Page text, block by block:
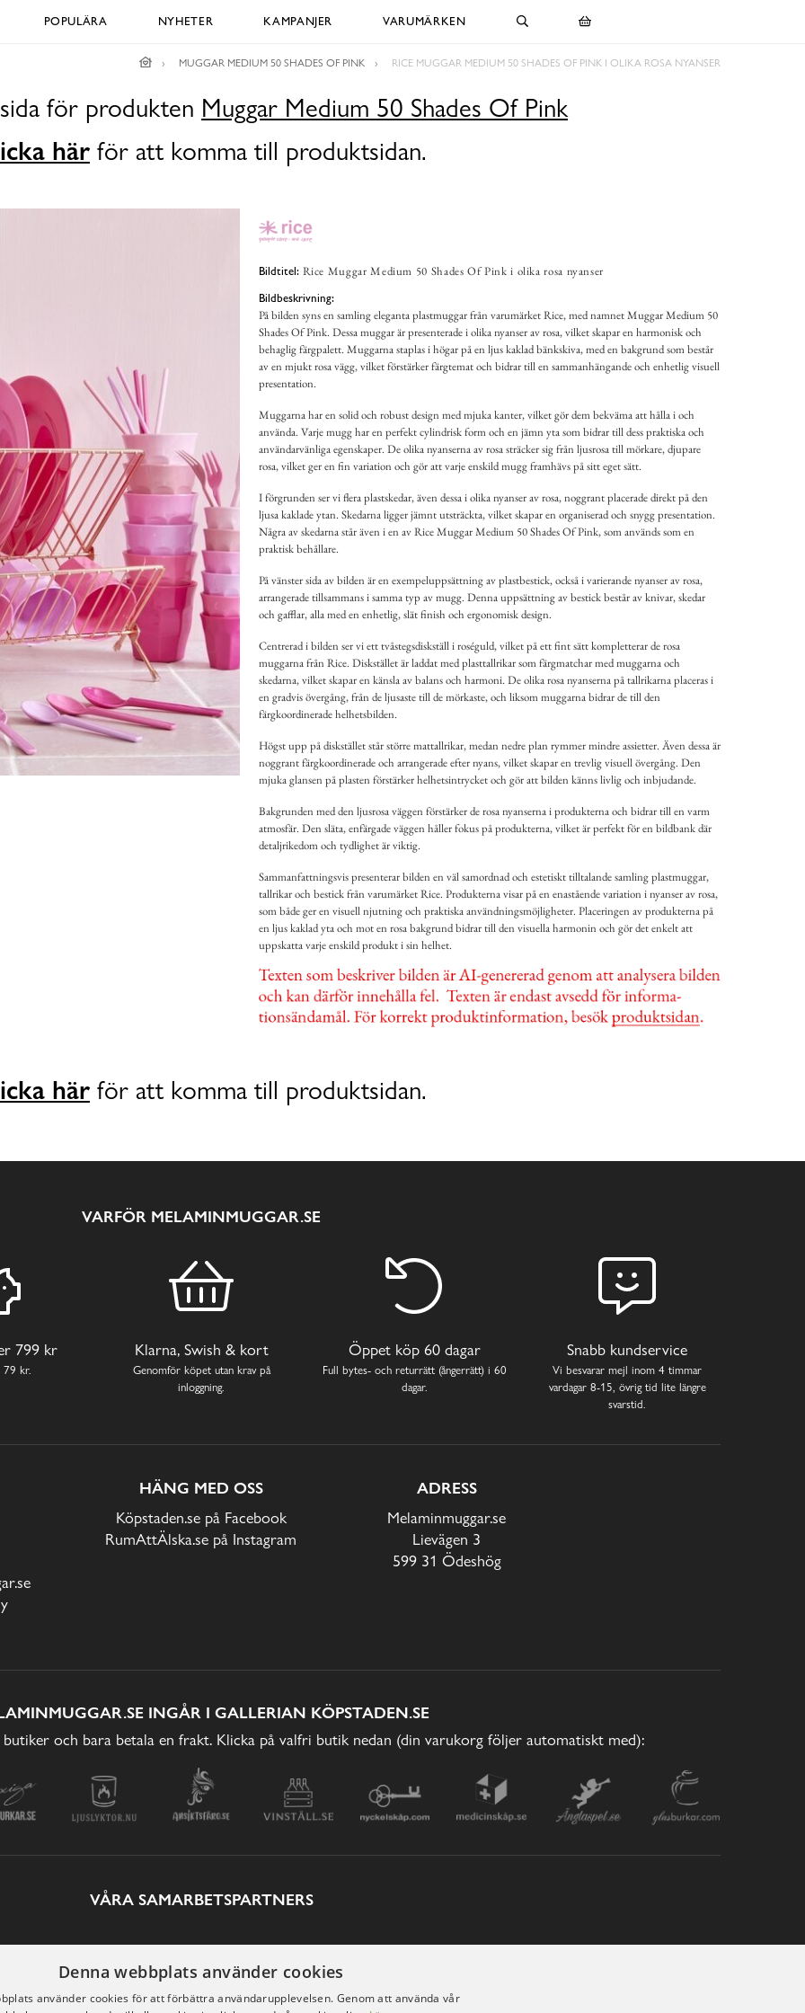
POPULÄRA NYHETER KAMPANJER VARUMÄRKEN
MUGGAR MEDIUM 50 SHADES OF PINK RICE MUGGAR MEDIUM 50 SHADES OF PINK I OLIKA ROSA NYANSER
för produkten Muggar Medium 50 Shades Of Pink
här för att komma till produktsidan.
Bildtitel: Rice Muggar Medium 50 Shades Of Pink i olika rosa nyanser
Bildbeskrivning:
På bilden syns en samling eleganta plastmuggar från varumärket Rice, med namnet Muggar Medium 50
Shades Of Pink. Dessa muggar är presenterade i olika nyanser av rosa, vilket skapar en harmonisk och
behaglig färgpalett. Muggarna staplas i högar på en ljus kaklad bänkskiva, med en bakgrund som består
av en mjukt rosa vägg, vilket förstärker färgtemat och bidrar till en sammanhängande och enhetlig visuell
presentation.
Muggarna har en solid och robust design med mjuka kanter, vilket gör dem bekväma att hålla i och
använda. Varje mugg har en perfekt cylindrisk form och en jämn yta som bidrar till dess praktiska och
användarvänliga egenskaper. De olika nyanserna av rosa sträcker sig från ljusrosa till mörkare, djupare
rosa, vilket ger en fin variation och gör att varje enskild mugg framhävs på sitt eget sätt.
I förgrunden ser vi flera plastskedar, även dessa i olika nyanser av rosa, noggrant placerade direkt på den
ljusa kaklade ytan. Skedarna ligger jämnt utsträckta, vilket skapar en organiserad och snygg presentation.
Några av skedarna står även i en av Rice Muggar Medium 50 Shades Of Pink, som används som en
praktisk behållare.
På vänster sida av bilden är en exempeluppsättning av plastbestick, också i varierande nyanser av rosa,
arrangerade tillsammans i samma typ av mugg. Denna uppsättning av bestick består av knivar, skedar
och gafflar, alla med en enhetlig, slät finish och ergonomisk design.
Centrerad i bilden ser vi ett tvåstegsdiskställ i roséguld, vilket på ett fint sätt kompletterar de rosa
muggarna från Rice. Diskstället är laddat med plasttallrikar som färgmatchar med muggarna och
skedarna, vilket skapar en känsla av balans och harmoni. De olika rosa nyanserna på tallrikarna placeras i
en gradvis övergång, från de ljusaste till de mörkaste, och liksom muggarna bidrar de till den
färgkoordinerade helhetsbilden.
Högst upp på diskstället står större mattallrikar, medan nedre plan rymmer mindre assietter. Även dessa är
noggrant färgkoordinerade och arrangerade efter nyans, vilket skapar en trevlig visuell övergång. Den
mjuka glansen på plasten förstärker helhetsintrycket och gör att bilden känns livlig och inbjudande.
Bakgrunden med den ljusrosa väggen förstärker de rosa nyanserna i produkterna och bidrar till en varm
atmosfär. Den släta, enfärgade väggen håller fokus på produkterna, vilket är perfekt för en bildbank där
detaljrikedom och tydlighet är viktig.
Sammanfattningsvis presenterar bilden en väl samordnad och estetiskt tilltalande samling plastmuggar,
tallrikar och bestick från varumärket Rice. Produkterna visar på en enastående variation i nyanser av rosa,
som både ger en visuell njutning och praktiska användningsmöjligheter. Placeringen av produkterna på
en ljus kaklad yta och mot en rosa bakgrund bidrar till den visuella harmonin och gör det enkelt att
uppskatta varje enskild produkt i sin helhet.
här för att komma till produktsidan.
VARFÖR MELAMINMUGGAR.SE
799 kr
79 kr.
Klarna, Swish & kort
Genomför köpet utan krav på
inloggning.
Öppet köp 60 dagar
Full bytes- och returrätt (ångerrätt) i 60
dagar.
Snabb kundservice
Vi besvarar mejl inom 4 timmar
vardagar 8-15, övrig tid lite längre
svarstid.
HÄNG MED OSS
Köpstaden.se på Facebook
RumAttÄlska.se på Instagram
ADRESS
Melaminmuggar.se
Lievägen 3
599 31 Ödeshög
INGÅR I GALLERIAN KÖPSTADEN.SE
och bara betala en frakt. Klicka på valfri butik nedan (din varukorg följer automatiskt med):
VÅRA SAMARBETSPARTNERS
Denna webbplats använder cookies
använder cookies för att förbättra användarupplevelsen. Genom att använda vår